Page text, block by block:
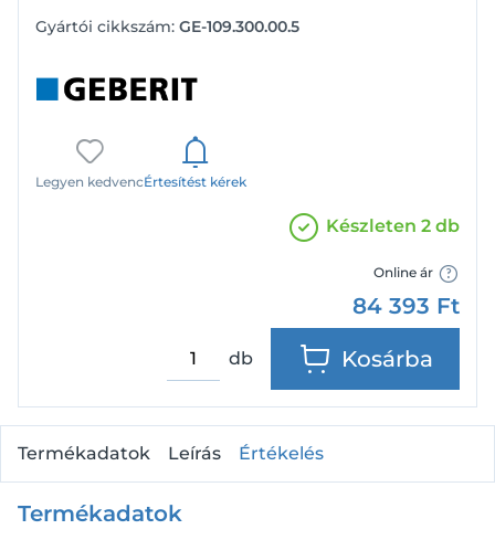
Gyártói cikkszám: GE-109.300.00.5
Legyen kedvencÉrtesítést kérek
Készleten 2 db
Online ár
84 393 Ft
db Kosárba
Termékadatok Leírás Értékelés
Termékadatok